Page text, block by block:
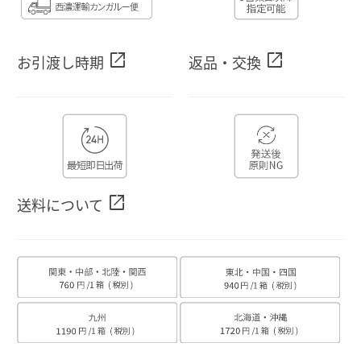
お引渡し時期 open_in_new 返品・交換 open_in_new
送料について open_in_new